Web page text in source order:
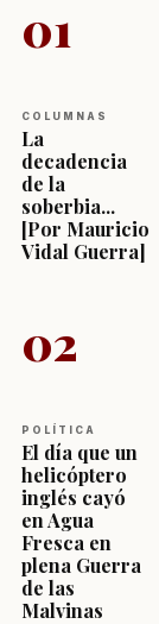
01
COLUMNAS
La
decadencia
de la
soberbia...
[Por Mauricio
Vidal Guerra]
02
POLÍTICA
El día que un
helicóptero
inglés cayó
en Agua
Fresca en
plena Guerra
de las
Malvinas